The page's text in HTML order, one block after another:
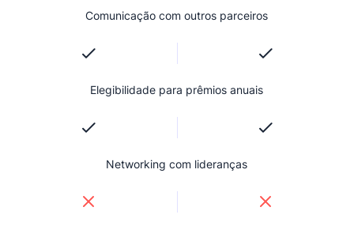
Comunicação com outros parceiros
Elegibilidade para prêmios anuais
Networking com lideranças